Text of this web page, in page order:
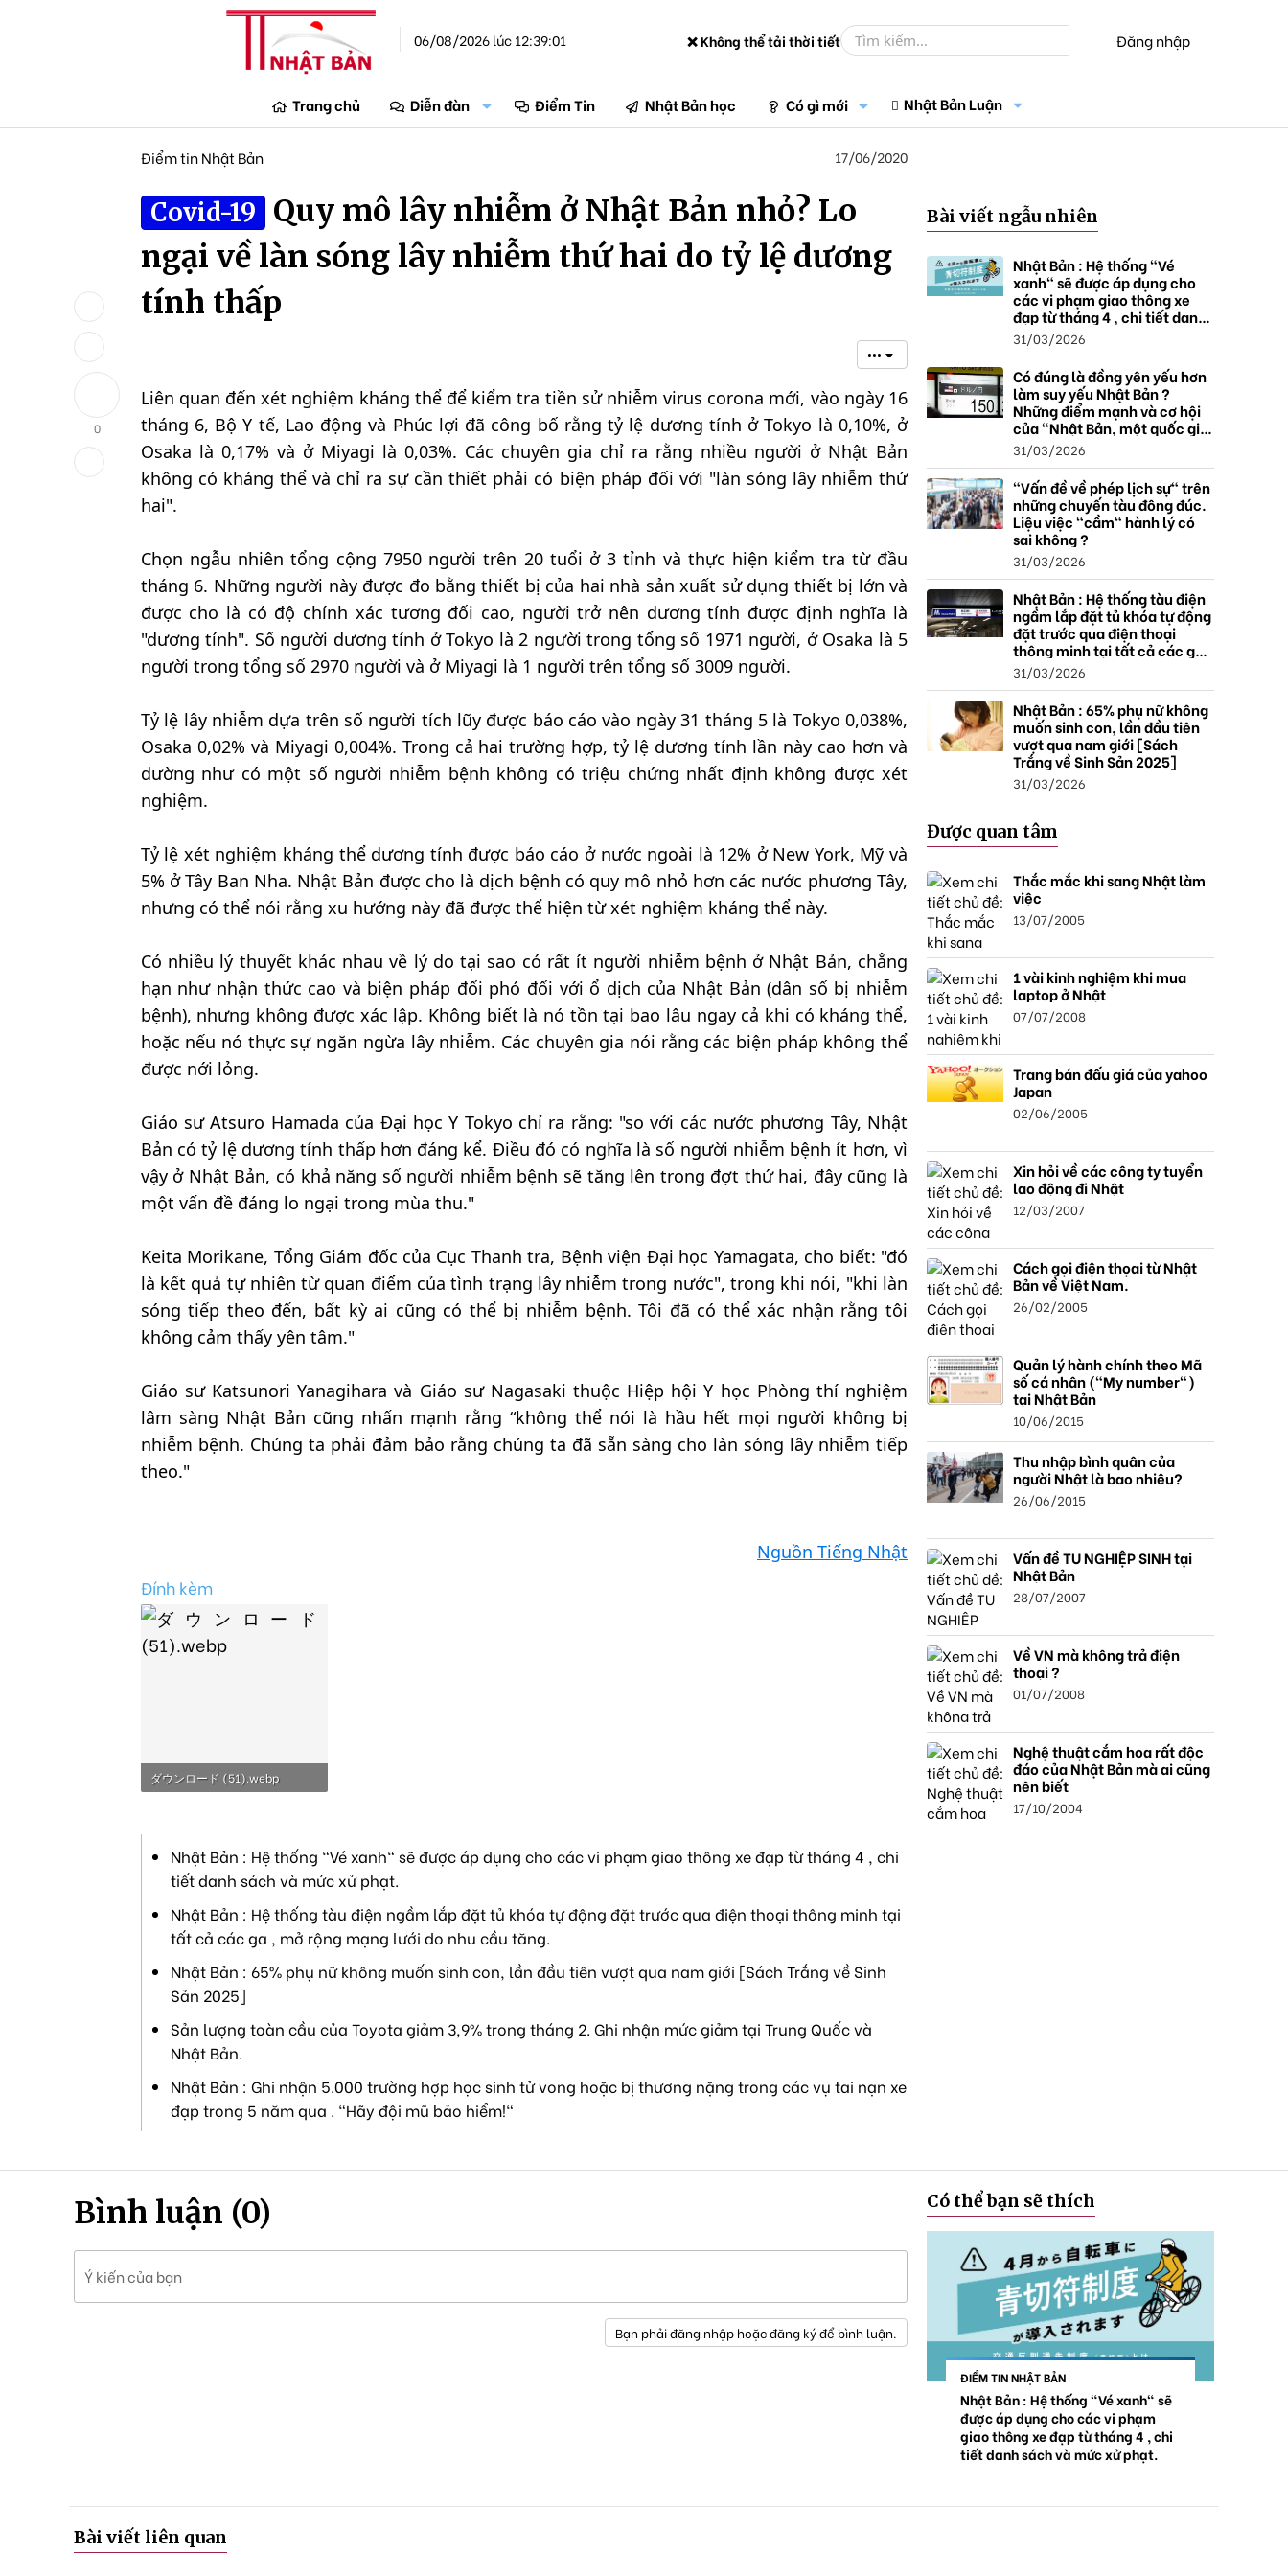
06/08/2026 lúc 12:39:01 ❌ Không thể tải thời tiết Đăng nhập
Trang chủ Diễn đàn Điểm Tin Nhật Bản học Có gì mới Nhật Bản Luận
0
Điểm tin Nhật Bản 17/06/2020
Covid-19
Quy mô lây nhiễm ở Nhật Bản nhỏ? Lo
ngại về làn sóng lây nhiễm thứ hai do tỷ lệ dương
tính thấp
•••
Liên quan đến xét nghiệm kháng thể để kiểm tra tiền sử nhiễm virus corona mới, vào ngày 16
tháng 6, Bộ Y tế, Lao động và Phúc lợi đã công bố rằng tỷ lệ dương tính ở Tokyo là 0,10%, ở
Osaka là 0,17% và ở Miyagi là 0,03%. Các chuyên gia chỉ ra rằng nhiều người ở Nhật Bản
không có kháng thể và chỉ ra sự cần thiết phải có biện pháp đối với "làn sóng lây nhiễm thứ
hai".
Chọn ngẫu nhiên tổng cộng 7950 người trên 20 tuổi ở 3 tỉnh và thực hiện kiểm tra từ đầu
tháng 6. Những người này được đo bằng thiết bị của hai nhà sản xuất sử dụng thiết bị lớn và
được cho là có độ chính xác tương đối cao, người trở nên dương tính được định nghĩa là
"dương tính". Số người dương tính ở Tokyo là 2 người trong tổng số 1971 người, ở Osaka là 5
người trong tổng số 2970 người và ở Miyagi là 1 người trên tổng số 3009 người.
Tỷ lệ lây nhiễm dựa trên số người tích lũy được báo cáo vào ngày 31 tháng 5 là Tokyo 0,038%,
Osaka 0,02% và Miyagi 0,004%. Trong cả hai trường hợp, tỷ lệ dương tính lần này cao hơn và
dường như có một số người nhiễm bệnh không có triệu chứng nhất định không được xét
nghiệm.
Tỷ lệ xét nghiệm kháng thể dương tính được báo cáo ở nước ngoài là 12% ở New York, Mỹ và
5% ở Tây Ban Nha. Nhật Bản được cho là dịch bệnh có quy mô nhỏ hơn các nước phương Tây,
nhưng có thể nói rằng xu hướng này đã được thể hiện từ xét nghiệm kháng thể này.
Có nhiều lý thuyết khác nhau về lý do tại sao có rất ít người nhiễm bệnh ở Nhật Bản, chẳng
hạn như nhận thức cao và biện pháp đối phó đối với ổ dịch của Nhật Bản (dân số bị nhiễm
bệnh), nhưng không được xác lập. Không biết là nó tồn tại bao lâu ngay cả khi có kháng thể,
hoặc nếu nó thực sự ngăn ngừa lây nhiễm. Các chuyên gia nói rằng các biện pháp không thể
được nới lỏng.
Giáo sư Atsuro Hamada của Đại học Y Tokyo chỉ ra rằng: "so với các nước phương Tây, Nhật
Bản có tỷ lệ dương tính thấp hơn đáng kể. Điều đó có nghĩa là số người nhiễm bệnh ít hơn, vì
vậy ở Nhật Bản, có khả năng số người nhiễm bệnh sẽ tăng lên trong đợt thứ hai, đây cũng là
một vấn đề đáng lo ngại trong mùa thu."
Keita Morikane, Tổng Giám đốc của Cục Thanh tra, Bệnh viện Đại học Yamagata, cho biết: "đó
là kết quả tự nhiên từ quan điểm của tình trạng lây nhiễm trong nước", trong khi nói, "khi làn
sóng tiếp theo đến, bất kỳ ai cũng có thể bị nhiễm bệnh. Tôi đã có thể xác nhận rằng tôi
không cảm thấy yên tâm."
Giáo sư Katsunori Yanagihara và Giáo sư Nagasaki thuộc Hiệp hội Y học Phòng thí nghiệm
lâm sàng Nhật Bản cũng nhấn mạnh rằng “không thể nói là hầu hết mọi người không bị
nhiễm bệnh. Chúng ta phải đảm bảo rằng chúng ta đã sẵn sàng cho làn sóng lây nhiễm tiếp
theo."
Nguồn Tiếng Nhật
Đính kèm
ダウンロード (51).webp
Nhật Bản : Hệ thống "Vé xanh" sẽ được áp dụng cho các vi phạm giao thông xe đạp từ tháng 4 , chi
tiết danh sách và mức xử phạt.
Nhật Bản : Hệ thống tàu điện ngầm lắp đặt tủ khóa tự động đặt trước qua điện thoại thông minh tại
tất cả các ga , mở rộng mạng lưới do nhu cầu tăng.
Nhật Bản : 65% phụ nữ không muốn sinh con, lần đầu tiên vượt qua nam giới [Sách Trắng về Sinh
Sản 2025]
Sản lượng toàn cầu của Toyota giảm 3,9% trong tháng 2. Ghi nhận mức giảm tại Trung Quốc và
Nhật Bản.
Nhật Bản : Ghi nhận 5.000 trường hợp học sinh tử vong hoặc bị thương nặng trong các vụ tai nạn xe
đạp trong 5 năm qua . "Hãy đội mũ bảo hiểm!"
Bài viết ngẫu nhiên
Nhật Bản : Hệ thống "Vé
xanh" sẽ được áp dụng cho
các vi phạm giao thông xe
đạp từ tháng 4 , chi tiết danh
sách và mức xử phạt.
31/03/2026
Có đúng là đồng yên yếu hơn
làm suy yếu Nhật Bản ?
Những điểm mạnh và cơ hội
của "Nhật Bản, một quốc gia
thặng dư".
31/03/2026
"Vấn đề về phép lịch sự" trên
những chuyến tàu đông đúc.
Liệu việc "cầm" hành lý có
sai không ?
31/03/2026
Nhật Bản : Hệ thống tàu điện
ngầm lắp đặt tủ khóa tự động
đặt trước qua điện thoại
thông minh tại tất cả các ga ,
mở rộng mạng lưới do nhu
cầu tăng.
31/03/2026
Nhật Bản : 65% phụ nữ không
muốn sinh con, lần đầu tiên
vượt qua nam giới [Sách
Trắng về Sinh Sản 2025]
31/03/2026
Được quan tâm
Thắc mắc khi sang Nhật làm
việc
13/07/2005
1 vài kinh nghiệm khi mua
laptop ở Nhật
07/07/2008
Trang bán đấu giá của yahoo
Japan
02/06/2005
Xin hỏi về các công ty tuyển
lao động đi Nhật
12/03/2007
Cách gọi điện thọai từ Nhật
Bản về Việt Nam.
26/02/2005
Quản lý hành chính theo Mã
số cá nhân ("My number")
tại Nhật Bản
10/06/2015
Thu nhập bình quân của
người Nhật là bao nhiêu?
26/06/2015
Vấn đề TU NGHIỆP SINH tại
Nhật Bản
28/07/2007
Về VN mà không trả điện
thoại ?
01/07/2008
Nghệ thuật cắm hoa rất độc
đáo của Nhật Bản mà ai cũng
nên biết
17/10/2004
Bình luận (0)
Ý kiến của bạn
Bạn phải đăng nhập hoặc đăng ký để bình luận.
Có thể bạn sẽ thích
ĐIỂM TIN NHẬT BẢN
Nhật Bản : Hệ thống "Vé xanh" sẽ
được áp dụng cho các vi phạm
giao thông xe đạp từ tháng 4 , chi
tiết danh sách và mức xử phạt.
Bài viết liên quan